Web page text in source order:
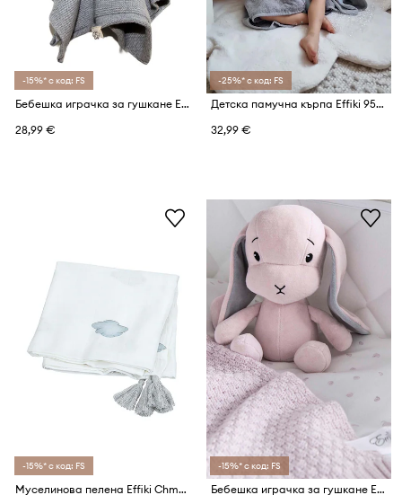
-15%* с код: FS
Бебешка играчка за гушкане Effiki
28,99 €
-25%* с код: FS
Детска памучна кърпа Effiki 95x95 cm
32,99 €
-15%* с код: FS
Муселинова пелена Effiki Chmurki
-15%* с код: FS
Бебешка играчка за гушкане Effiki